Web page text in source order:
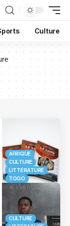
Culture
AFRIQUE
CULTURE
LITTÉRATURE
TOGO
CULTURE